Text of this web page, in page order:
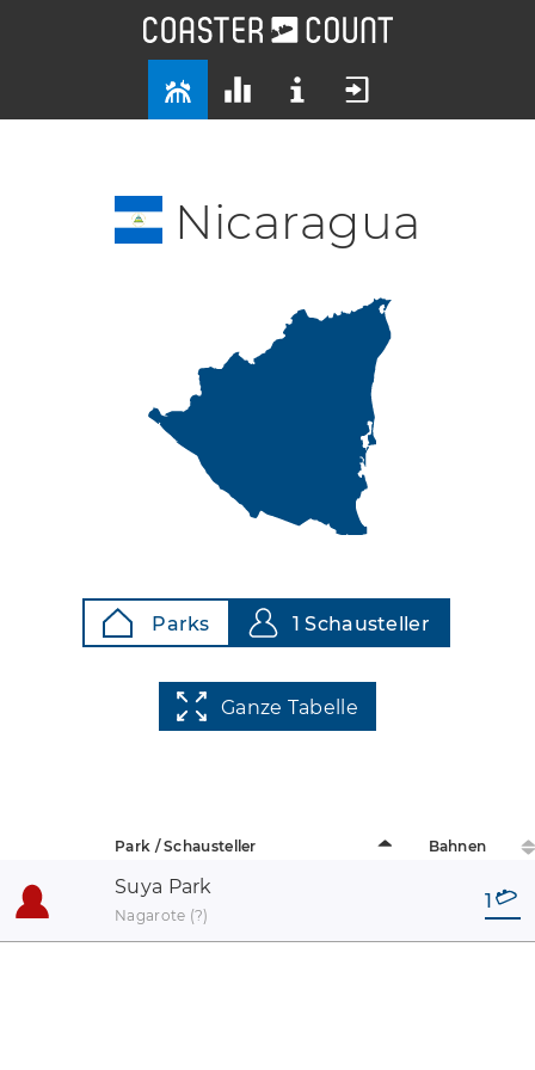
Nicaragua
Parks 1 Schausteller
Ganze Tabelle
Park / Schausteller Bahnen
Suya Park
Nagarote (?)
1